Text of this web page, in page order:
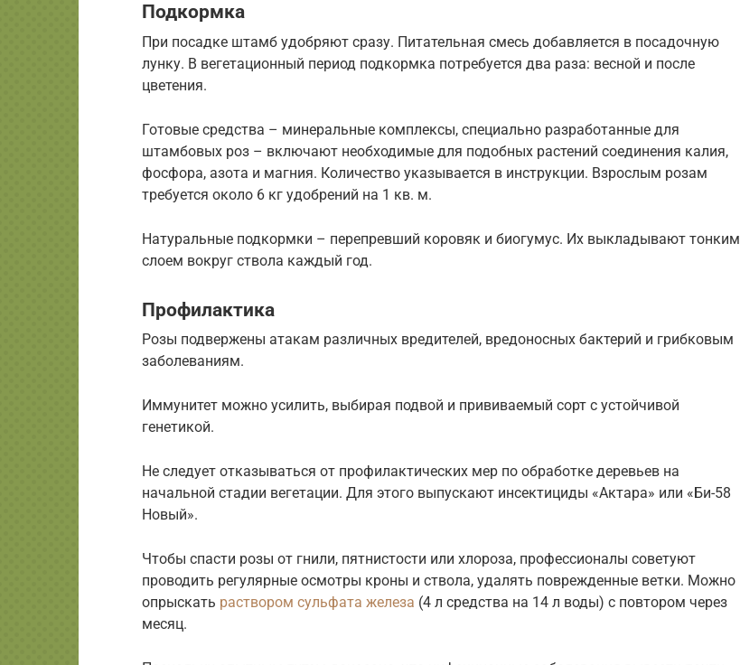
Подкормка
При посадке штамб удобряют сразу. Питательная смесь добавляется в посадочную
лунку. В вегетационный период подкормка потребуется два раза: весной и после
цветения.
Готовые средства – минеральные комплексы, специально разработанные для
штамбовых роз – включают необходимые для подобных растений соединения калия,
фосфора, азота и магния. Количество указывается в инструкции. Взрослым розам
требуется около 6 кг удобрений на 1 кв. м.
Натуральные подкормки – перепревший коровяк и биогумус. Их выкладывают тонким
слоем вокруг ствола каждый год.
Профилактика
Розы подвержены атакам различных вредителей, вредоносных бактерий и грибковым
заболеваниям.
Иммунитет можно усилить, выбирая подвой и прививаемый сорт с устойчивой
генетикой.
Не следует отказываться от профилактических мер по обработке деревьев на
начальной стадии вегетации. Для этого выпускают инсектициды «Актара» или «Би-58
Новый».
Чтобы спасти розы от гнили, пятнистости или хлороза, профессионалы советуют
проводить регулярные осмотры кроны и ствола, удалять поврежденные ветки. Можно
опрыскать раствором сульфата железа (4 л средства на 14 л воды) с повтором через
месяц.